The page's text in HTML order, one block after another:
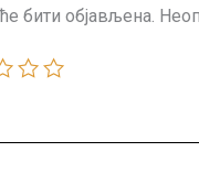
бити објављена.